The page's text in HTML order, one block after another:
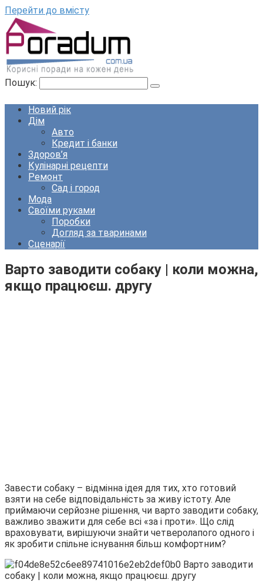
Перейти до вмісту
Пошук:
Новий рік
Дім
Авто
Кредит і банки
Здоров’я
Кулінарні рецепти
Ремонт
Сад і город
Мода
Своїми руками
Поробки
Догляд за тваринами
Сценарії
Варто заводити собаку | коли можна,
якщо працюєш. другу
Завести собаку – відмінна ідея для тих, хто готовий
взяти на себе відповідальність за живу істоту. Але
приймаючи серйозне рішення, чи варто заводити собаку,
важливо зважити для себе всі «за і проти». Що слід
враховувати, вирішуючи знайти четверолапого одного і
як зробити спільне існування більш комфортним?